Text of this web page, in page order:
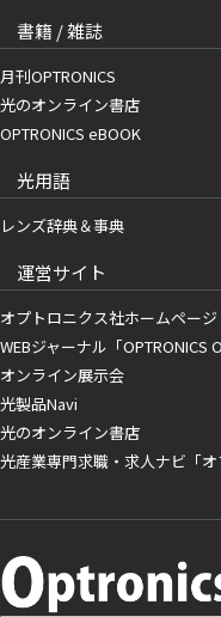
書籍 / 雑誌
月刊OPTRONICS
光のオンライン書店
OPTRONICS eBOOK
光用語
レンズ辞典＆事典
運営サイト
オプトロニクス社ホームページ
WEBジャーナル「OPTRONICS
オンライン展示会
光製品Navi
光のオンライン書店
光産業専門求職・求人ナビ「オ